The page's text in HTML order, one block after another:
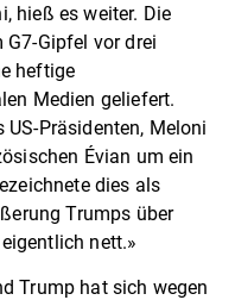
hieß es weiter. Die
Gipfel vor drei
heftige
Medien geliefert.
Präsidenten, Meloni
Évian um ein
dies als
Trumps über
nett.»
Trump hat sich wegen